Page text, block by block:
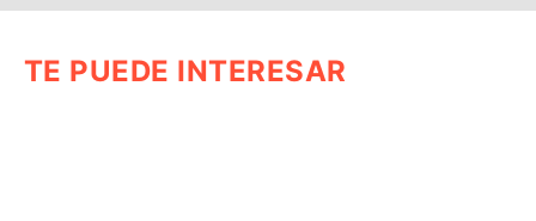
TE PUEDE INTERESAR